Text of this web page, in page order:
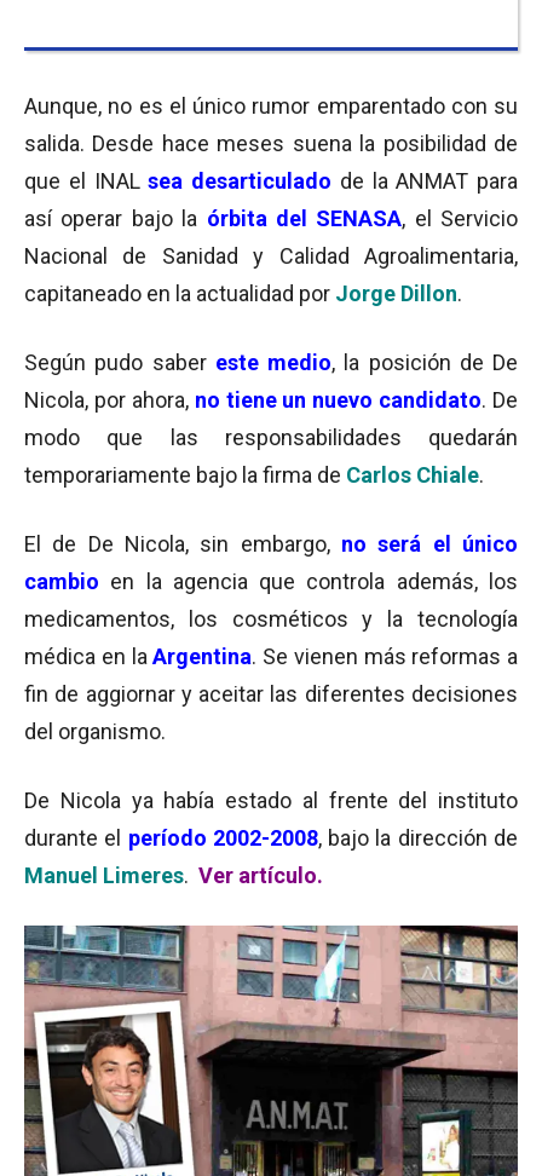
Aunque, no es el único rumor emparentado con su
salida. Desde hace meses suena la posibilidad de
que el INALsea desarticulado de la ANMAT para
así operar bajo la órbita del SENASA, el Servicio
Nacional de Sanidad y Calidad Agroalimentaria,
capitaneado en la actualidad por Jorge Dillon.
Según pudo saber este medio, la posición de De
Nicola, por ahora, no tiene un nuevo candidato. De
modo que las responsabilidades quedarán
temporariamente bajo la firma de Carlos Chiale.
El de De Nicola, sin embargo, no será el único
cambio en la agencia que controla además, los
medicamentos, los cosméticos y la tecnología
médica en laArgentina. Se vienen más reformas a
fin de aggiornar y aceitar las diferentes decisiones
del organismo.
De Nicola ya había estado al frente del instituto
durante el período 2002-2008, bajo la dirección de
Manuel Limeres. Ver artículo.